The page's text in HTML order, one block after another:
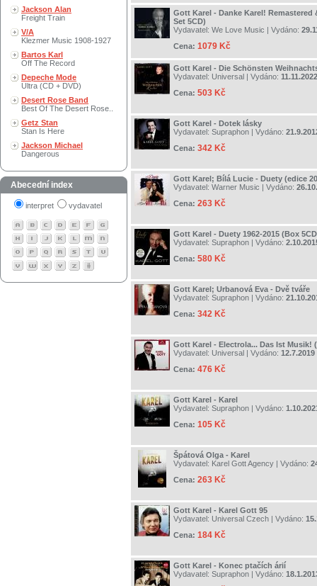
Jackson Alan
Freight Train
V/A
Klezmer Music 1908-1927
Bartos Karl
Off The Record
Depeche Mode
Ultra (CD + DVD)
Desert Rose Band
Best Of The Desert Rose..
Getz Stan
Stan Is Here
Jackson Michael
Dangerous
Abecední index
interpret vydavatel
Gott Karel - Danke Karel! Remastered
Set 5CD)
Vydavatel: We Love Music | Vydáno:
Cena: 1079 Kč
Gott Karel - Die Schönsten
Vydavatel: Universal | Vydáno: 11.11.2022
Cena: 503 Kč
Gott Karel - Dotek lásky
Vydavatel: Supraphon | Vydáno:
Cena: 342 Kč
Gott Karel; Bílá Lucie - Duety (edice
Vydavatel: Warner Music | Vydáno:
Cena: 263 Kč
Gott Karel - Duety 1962-2015 (Box
Vydavatel: Supraphon | Vydáno:
Cena: 580 Kč
Gott Karel; Urbanová Eva - Dvě tváře
Vydavatel: Supraphon | Vydáno:
Cena: 342 Kč
Gott Karel - Electrola... Das Ist Musik!
Vydavatel: Universal | Vydáno: 12.7.2019
Cena: 476 Kč
Gott Karel - Karel
Vydavatel: Supraphon | Vydáno:
Cena: 105 Kč
Špátová Olga - Karel
Vydavatel: Karel Gott Agency | Vydáno:
Cena: 263 Kč
Gott Karel - Karel Gott 95
Vydavatel: Universal Czech | Vydáno:
Cena: 184 Kč
Gott Karel - Konec ptačích árií
Vydavatel: Supraphon | Vydáno: